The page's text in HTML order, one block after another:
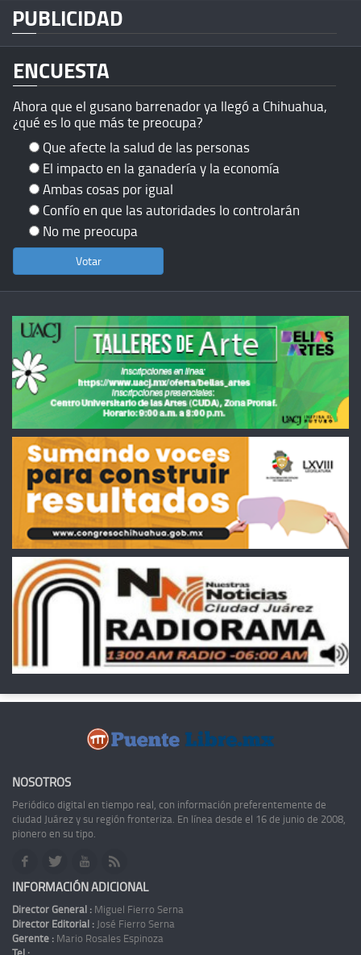
PUBLICIDAD
ENCUESTA
Ahora que el gusano barrenador ya llegó a Chihuahua,
¿qué es lo que más te preocupa?
Que afecte la salud de las personas
El impacto en la ganadería y la economía
Ambas cosas por igual
Confío en que las autoridades lo controlarán
No me preocupa
NOSOTROS
Periódico digital en tiempo real, con información preferentemente de
ciudad Juárez y su región fronteriza. En línea desde el 16 de junio de 2008,
pionero en su tipo.
INFORMACIÓN ADICIONAL
Director General : Miguel Fierro Serna
Director Editorial : José Fierro Serna
Gerente : Mario Rosales Espinoza